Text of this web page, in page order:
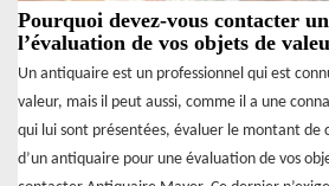
Pourquoi devez-vous contacter
l’évaluation de vos objets de
Un antiquaire est un professionnel qui est
valeur, mais il peut aussi, comme il a une
qui lui sont présentées, évaluer le montant de
d’un antiquaire pour une évaluation de vos